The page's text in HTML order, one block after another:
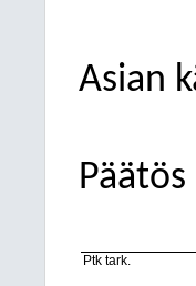
Asian
Päätös
Ptk tark.